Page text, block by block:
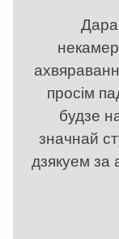
просім
будзе
значнай
дзякуем за